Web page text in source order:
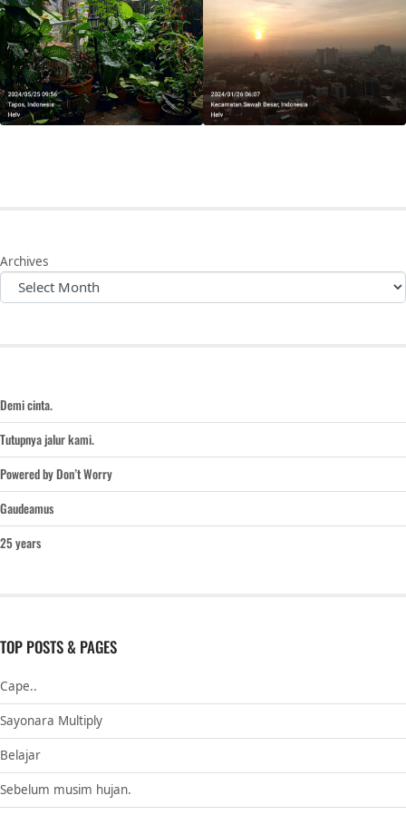
Archives
Demi cinta.
Tutupnya jalur kami.
Powered by Don’t Worry
Gaudeamus
25 years
TOP POSTS & PAGES
Cape..
Sayonara Multiply
Belajar
Sebelum musim hujan.